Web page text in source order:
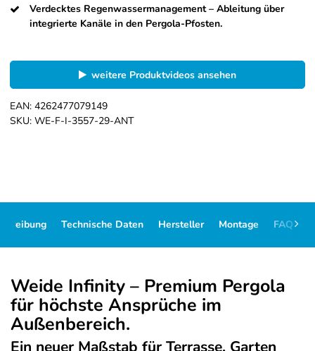
Verdecktes Regenwassermanagement – Ableitung über
integrierte Kanäle in den Pergola-Pfosten.
weitere Produktvideos ansehen
EAN: 4262477079149
SKU: WE-F-I-3557-29-ANT
Technische Daten Hersteller Montage FAQ
Weide Infinity – Premium Pergola
für höchste Ansprüche im
Außenbereich.
Ein neuer Maßstab für Terrasse, Garten